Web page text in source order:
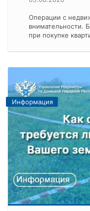
Операции с
внимательности.
при покупке
Информация